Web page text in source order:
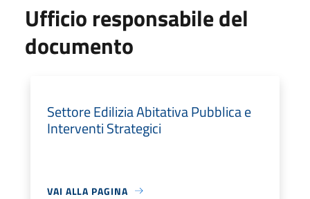
Ufficio responsabile del
documento
Settore Edilizia Abitativa Pubblica e
Interventi Strategici
VAI ALLA PAGINA